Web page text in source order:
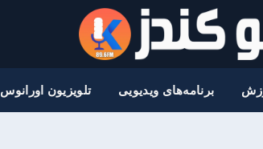
برنامه‌های ویدیویی تلویزیون اورانوس